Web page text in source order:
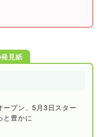
見紙
ープン、5月3日スター
豊かに